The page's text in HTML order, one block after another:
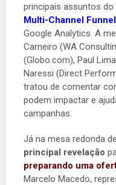
principais assuntos
Multi-Channel
Google Analytics. A
Carneiro (WA
(Globo.com), Paul
Naressi (Direct
tratou de comentar
podem impactar e
campanhas.
Já na mesa redonda
principal revelação
preparando uma
Marcelo Macedo,